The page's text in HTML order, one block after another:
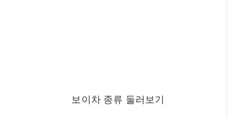
보이차 종류 둘러보기